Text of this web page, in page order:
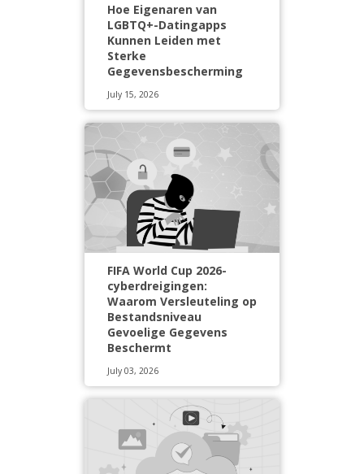
Hoe Eigenaren van
LGBTQ+-Datingapps
Kunnen Leiden met
Sterke
Gegevensbescherming
July 15, 2026
FIFA World Cup 2026-
cyberdreigingen:
Waarom Versleuteling op
Bestandsniveau
Gevoelige Gegevens
Beschermt
July 03, 2026